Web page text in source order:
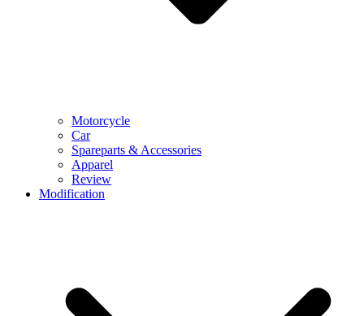
Motorcycle
Car
Spareparts & Accessories
Apparel
Review
Modification